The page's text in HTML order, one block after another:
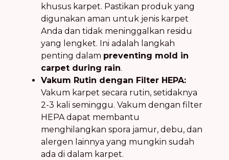
khusus karpet. Pastikan produk yang
digunakan aman untuk jenis karpet
Anda dan tidak meninggalkan residu
yang lengket. Ini adalah langkah
penting dalam preventing mold in
carpet during rain.
Vakum Rutin dengan Filter HEPA:
Vakum karpet secara rutin, setidaknya
2-3 kali seminggu. Vakum dengan filter
HEPA dapat membantu
menghilangkan spora jamur, debu, dan
alergen lainnya yang mungkin sudah
ada di dalam karpet.